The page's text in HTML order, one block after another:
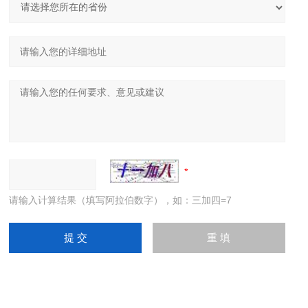
请输入计算结果（填写阿拉伯数字），如：三加四=7